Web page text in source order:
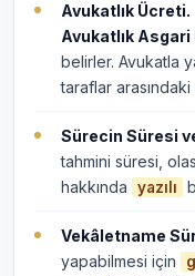
Avukatlık Ücreti.
Avukatlık
belirler. Avukatla
taraflar arasındaki
Sürecin Süresi
tahmini süresi,
hakkında
yazılı
Vekâletname
yapabilmesi için